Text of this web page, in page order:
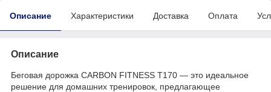
Описание Характеристики Доставка Оплата
Описание
Беговая дорожка CARBON FITNESS T170 — это идеальное
решение для домашних тренировок, предлагающее